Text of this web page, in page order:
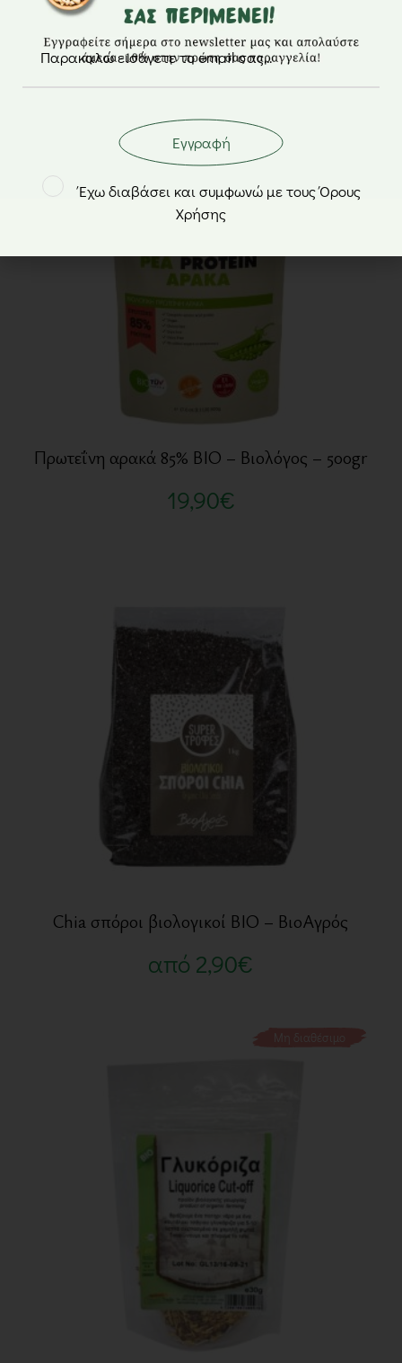
2,70€
Πρωτεΐνη αρακά 85% BIO – Βιολόγος – 500gr
19,90€
Chia σπόροι βιολογικοί BIO – ΒιοΑγρός
από 2,90€
Μη διαθέσιμο
Εγγραφή
Έχω διαβάσει και συμφωνώ με τους Όρους
Χρήσης